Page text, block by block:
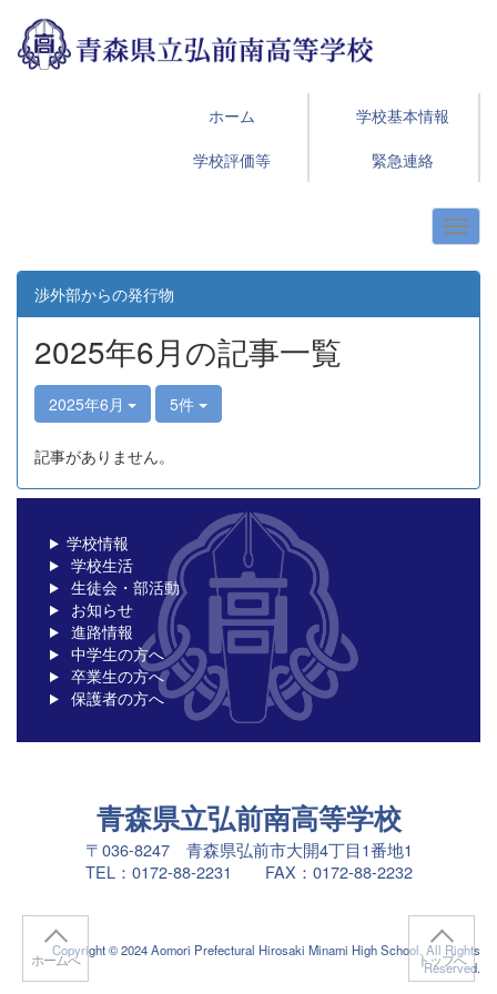
ホーム
学校基本情報
学校評価等
緊急連絡
渉外部からの発行物
2025年6月の記事一覧
2025年6月 5件
記事がありません。
学校情報
学校生活
生徒会・部活動
お知らせ
進路情報
中学生の方へ
卒業生の方へ
保護者の方へ
青森県立弘前南高等学校
〒036-8247 青森県弘前市大開4丁目1番地1
TEL：0172-88-2231 FAX：0172-88-2232
Copyright © 2024 Aomori Prefectural Hirosaki Minami High School. All Rights
Reserved.
ホームへ トップへ